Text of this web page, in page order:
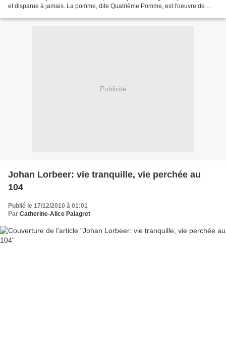
et disparue à jamais. La pomme, dite Quatrième Pomme, est l'oeuvre de
Publicité
Johan Lorbeer: vie tranquille, vie perchée au
104
Publié le 17/12/2010 à 01:01
Par Catherine-Alice Palagret